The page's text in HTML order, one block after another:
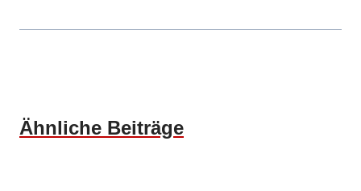
Ähnliche Beiträge